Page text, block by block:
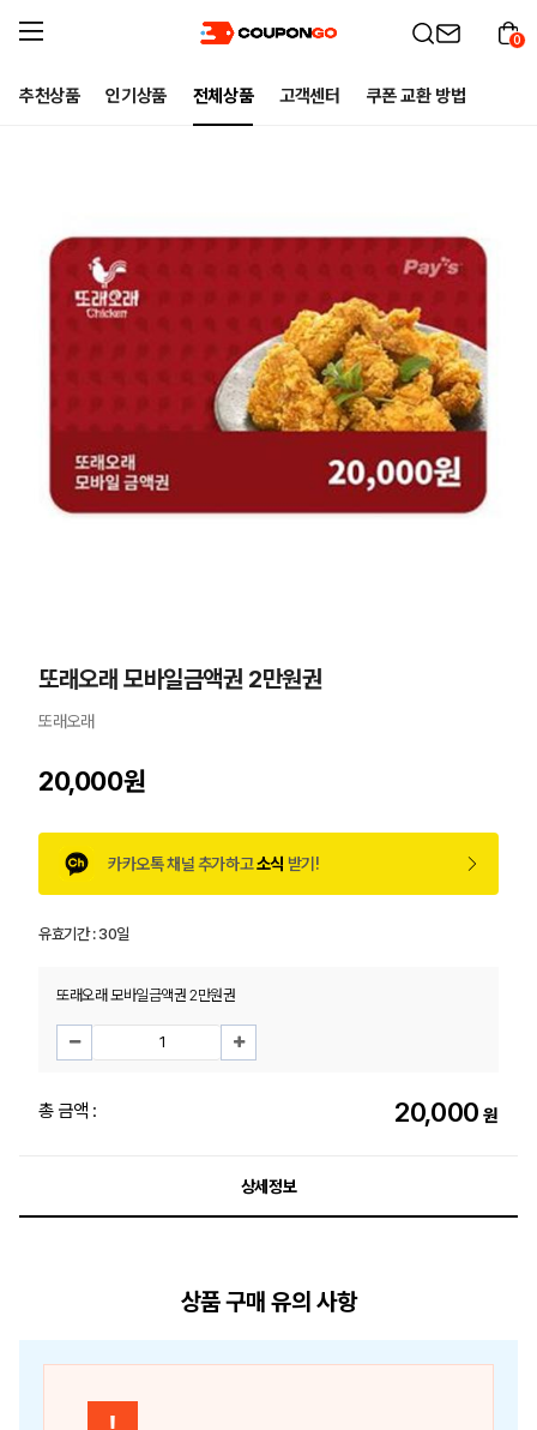
추천상품 인기상품 전체상품 고객센터 쿠폰 교환 방법
0
또래오래 모바일금액권 2만원권
또래오래
20,000원
카카오톡 채널 추가하고소식 받기!
유효기간 :30일
또래오래 모바일금액권 2만원권
총 금액 : 20,000 원
상세정보
상품 구매 유의 사항